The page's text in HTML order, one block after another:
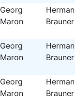
Georg
Maron
Brauner
Georg
Maron
Brauner
Georg
Maron
Brauner